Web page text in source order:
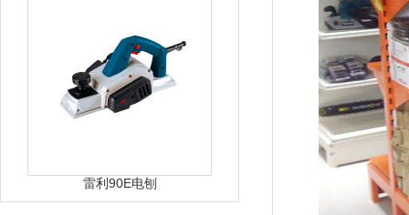
雷利90E电刨